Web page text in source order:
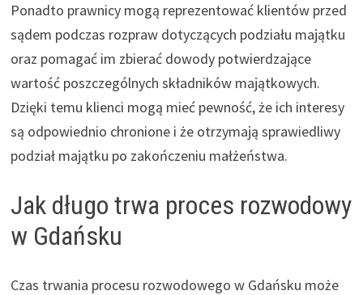
Ponadto prawnicy mogą reprezentować klientów przed
sądem podczas rozpraw dotyczących podziału majątku
oraz pomagać im zbierać dowody potwierdzające
wartość poszczególnych składników majątkowych.
Dzięki temu klienci mogą mieć pewność, że ich interesy
są odpowiednio chronione i że otrzymają sprawiedliwy
podział majątku po zakończeniu małżeństwa.
Jak długo trwa proces rozwodowy
w Gdańsku
Czas trwania procesu rozwodowego w Gdańsku może